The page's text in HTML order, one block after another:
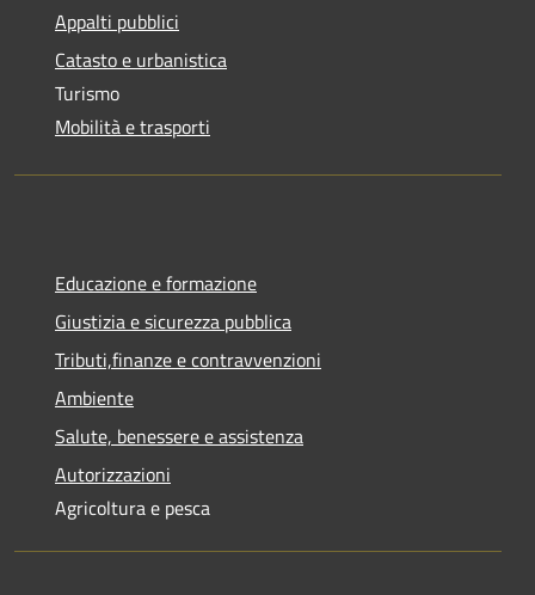
Appalti pubblici
Catasto e urbanistica
Turismo
Mobilità e trasporti
Educazione e formazione
Giustizia e sicurezza pubblica
Tributi,finanze e contravvenzioni
Ambiente
Salute, benessere e assistenza
Autorizzazioni
Agricoltura e pesca